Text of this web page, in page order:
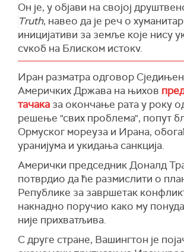
Он је, у објави на својој
Truth, навео да је реч о
иницијативи за земље које нису
сукоб на Блиском истоку.
Трамп је додао да су бројне
помоћ САД како би се њихови
су блокирани у мореузу,
иако, како је истакао, немају
актуелним сукобом.
"Обавестили смо те земље да
бродове безбедно спровести кроз
ограничене воде како би могли
пословање", навео је Трамп.
Он је додао да је наложио својим
представницима да учине "све што
како би бродови и њихове
напустили мореуз, уз напомену
Иран разматра одговор
Америчких Држава на њихов
тачака за окончање рата у року
решење "свих проблема", попут
Ормуског мореуза и Ирана,
уранијума и укидања санкција.
Амерички председник Доналд
потврдио да ће размислити о
Републике за завршетак
накнадно поручио како му
није прихватљива.
С друге стране, Вашингтон је